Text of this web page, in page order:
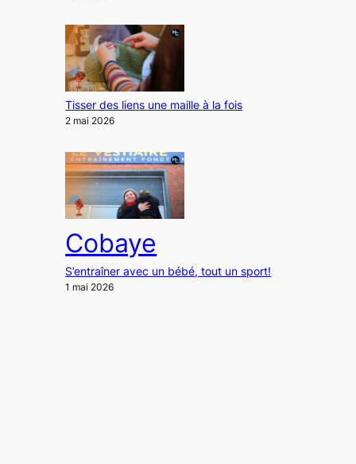
Tisser des liens une maille à la fois
2 mai 2026
Cobaye
S’entraîner avec un bébé, tout un sport!
1 mai 2026